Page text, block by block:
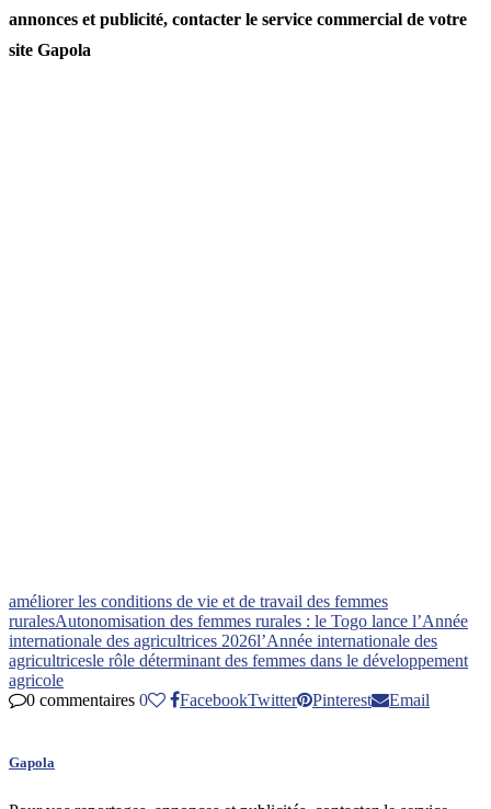
annonces et publicité, contacter le service commercial de votre
site Gapola
améliorer les conditions de vie et de travail des femmes
ruralesAutonomisation des femmes rurales : le Togo lance l’Année
internationale des agricultrices 2026l’Année internationale des
agricultricesle rôle déterminant des femmes dans le développement
agricole
0 commentaires 0 FacebookTwitter Pinterest Email
Gapola